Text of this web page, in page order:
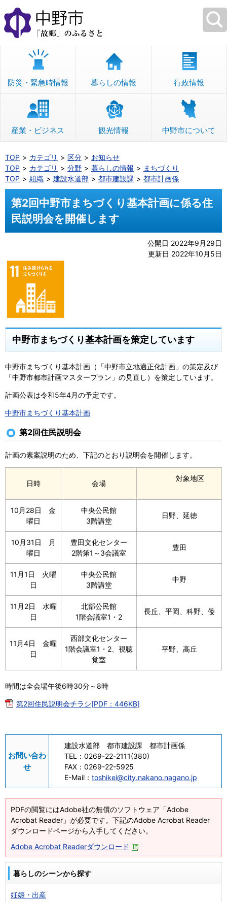
本
文
へ
移
防災・緊急時情報 暮らしの情報 行政情報
産業・ビジネス 観光情報 中野市について
TOP カテゴリ 区分
お知らせ
TOP
カテゴリ 分野 暮らしの情報
まちづくり
TOP
組織 建設水道部 都市建設課 都市計画係
第2回中野市まちづくり基本計画に係る住
民説明会を開催します
公開日 2022年9月29日
更新日 2022年10月5日
中野市まちづくり基本計画を策定しています
中野市まちづくり基本計画（「中野市立地適正化計画」の策定及び
「中野市都市計画マスタープラン」の見直し）を策定しています。
計画公表は令和5年4月の予定です。
中野市まちづくり基本計画
第2回住民説明会
計画の素案説明のため、下記のとおり説明会を開催します。
日時 会場
対象地区
10月28日 金
曜日
中央公民館
3階講堂
日野、延徳
10月31日 月
曜日
豊田文化センター
2階第1～3会議室
豊田
11月1日 火曜
日
中央公民館
3階講堂
中野
11月2日 水曜
日
北部公民館
1階会議室1・2
長丘、平岡、科野、倭
11月4日 金曜
日
西部文化センター
1階会議室1・2、視聴
覚室
平野、高丘
時間は全会場午後6時30分～8時
第2回住民説明会チラシ[PDF：446KB]
お問い合わ
せ
建設水道部 都市建設課 都市計画係
TEL： 0269-22-2111(380)
FAX： 0269-22-5925
E-Mail： toshikei@city.nakano.nagano.jp
PDFの閲覧にはAdobe社の無償のソフトウェア「Adobe
Acrobat Reader」が必要です。下記のAdobe Acrobat Reader
ダウンロードページから入手してください。
Adobe Acrobat Readerダウンロード
暮らしのシーンから探す
妊娠・出産